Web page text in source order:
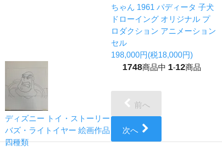
ちゃん 1961 パディータ 子犬
ドローイング オリジナル プ
ロダクション アニメーション
セル
198,000円(税18,000円)
ディズニー トイ・ストーリー
バズ・ライトイヤー 絵画作品
四種類
1748商品中 1-12商品
前へ
次へ